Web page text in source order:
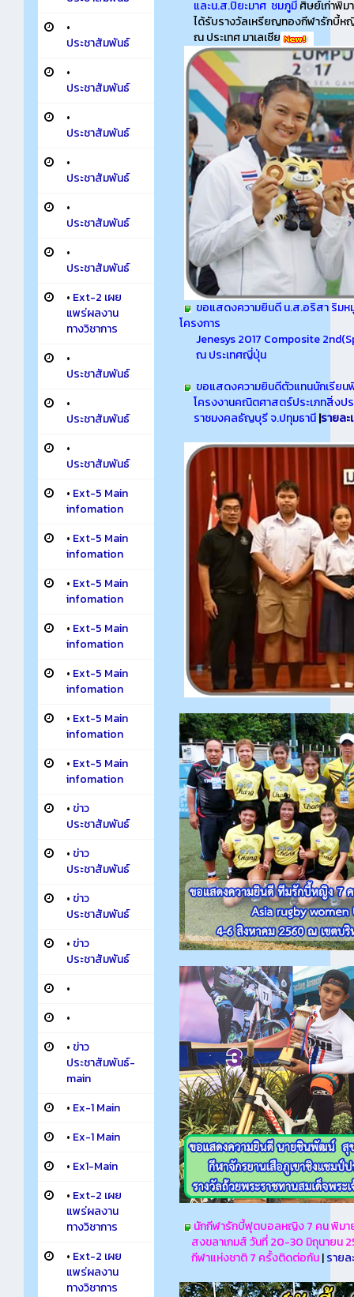
•
ประชาสัมพันธ์
•
ประชาสัมพันธ์
•
ประชาสัมพันธ์
•
ประชาสัมพันธ์
•
ประชาสัมพันธ์
•
ประชาสัมพันธ์
• Ext-2 เผย
แพร่ผลงาน
ทางวิชาการ
•
ประชาสัมพันธ์
•
ประชาสัมพันธ์
•
ประชาสัมพันธ์
• Ext-5 Main
infomation
• Ext-5 Main
infomation
• Ext-5 Main
infomation
• Ext-5 Main
infomation
• Ext-5 Main
infomation
• Ext-5 Main
infomation
• Ext-5 Main
infomation
• ข่าว
ประชาสัมพันธ์
• ข่าว
ประชาสัมพันธ์
• ข่าว
ประชาสัมพันธ์
• ข่าว
ประชาสัมพันธ์
•
•
• ข่าว
ประชาสัมพันธ์-
main
• Ex-1 Main
• Ex-1 Main
• Ex1-Main
• Ext-2 เผย
แพร่ผลงาน
ทางวิชาการ
• Ext-2 เผย
แพร่ผลงาน
ทางวิชาการ
และน.ส.ปิยะมาศ ชมภูมีศิษย์เก่าพิ
ได้รับรางวัลเหรียญทองกีฬารักบี้
ณ ประเทศ มาเลเซีย
ขอแสดงความยินดี น.ส.อริสา ริมห
โครงการ
Jenesys 2017 Composite
ณ ประเทศญี่ปุ่น
ขอแสดงความยินดีตัวแทนนักเรียน
โครงงานคณิตศาสตร์ประเภทสิ่งปร
ราชมงคลธัญบุรี จ.ปทุมธานี|รายละ
นักกีฬารักบี้ฟุตบอลหญิง 7 คน พิมา
สงขลาเกมส์ วันที่ 20-30 มิถุนายน
กีฬาแห่งชาติ 7 ครั้งติดต่อกัน|รายล